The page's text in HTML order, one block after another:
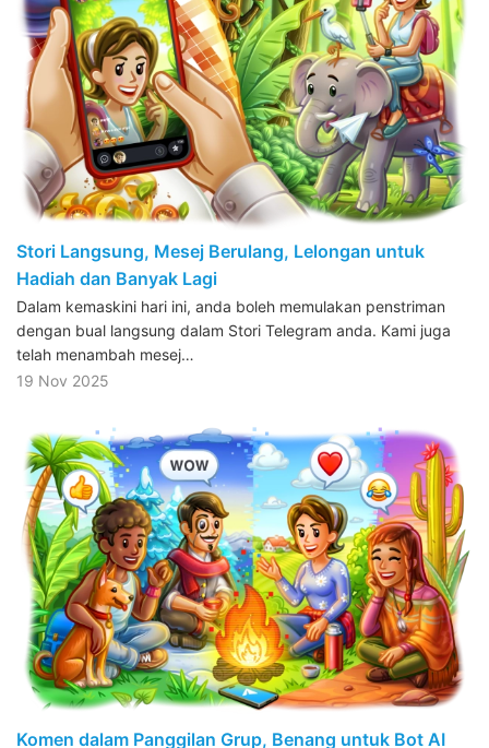
Stori Langsung, Mesej Berulang, Lelongan untuk
Hadiah dan Banyak Lagi
Dalam kemaskini hari ini, anda boleh memulakan penstriman
dengan bual langsung dalam Stori Telegram anda. Kami juga
telah menambah mesej…
19 Nov 2025
Komen dalam Panggilan Grup, Benang untuk Bot AI